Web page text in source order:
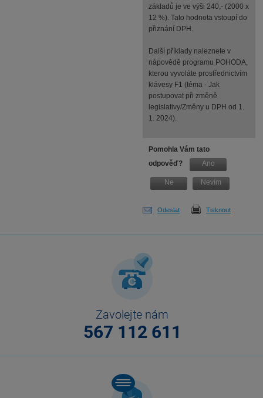
základů je ve výši 240,- (2000 x
12 %). Tato hodnota vstoupí do
přiznání DPH.
Další příklady naleznete v
nápovědě programu POHODA,
kterou vyvoláte prostřednictvím
klávesy F1 (téma - Jak
postupovat při změně
legislativy/Změny u DPH od 1.
1. 2024).
Pomohla Vám tato
odpověď?
Ano
Ne Nevím
Odeslat Tisknout
Zavolejte nám
567 112 611